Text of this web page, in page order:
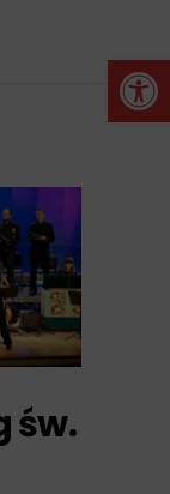
św.